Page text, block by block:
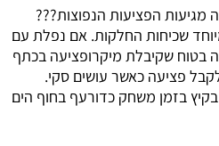
הפציעות הנפוצות???
שכיחות החלקות. אם נפלת עם
בטוח שקיבלת מיקרופציעה בכתף
פציעה כאשר עושים סקי.
בזמן משחק כדורעף בחוף הים